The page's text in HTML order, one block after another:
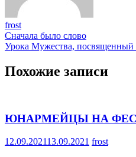
frost
Навигация
по
записям
Сначала было слово
Урока Мужества, посвященный
Похожие записи
ЮНАРМЕЙЦЫ НА
12.09.202113.09.2021 frost